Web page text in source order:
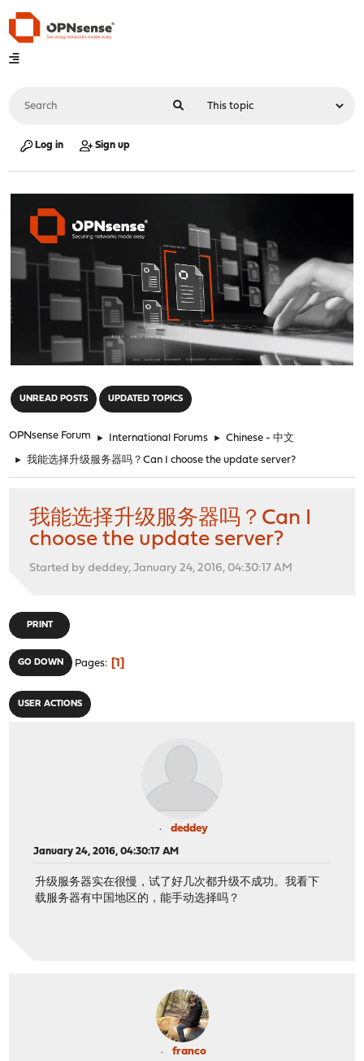
Log in Sign up
UNREAD POSTS UPDATED TOPICS
OPNsense Forum ► International Forums ► Chinese - 中文
► 我能选择升级服务器吗？Can I choose the update server?
我能选择升级服务器吗？Can I
choose the update server?
Started by deddey, January 24, 2016, 04:30:17 AM
PRINT
GO DOWN Pages 1
USER ACTIONS
deddey
January 24, 2016, 04:30:17 AM
升级服务器实在很慢，试了好几次都升级不成功。我看下
载服务器有中国地区的，能手动选择吗？
franco